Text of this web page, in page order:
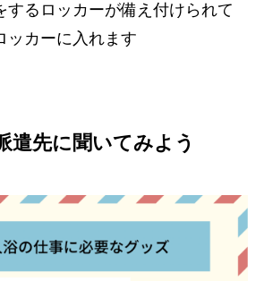
するロッカーが備え付けられて
ッカーに入れます
遣先に聞いてみよう